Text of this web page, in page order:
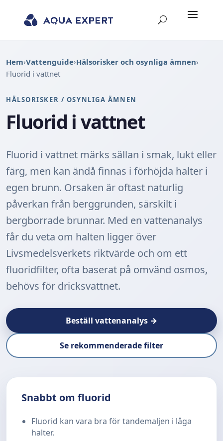
Hem›Vattenguide›Hälsorisker och osynliga ämnen›
Fluorid i vattnet
HÄLSORISKER / OSYNLIGA ÄMNEN
Fluorid i vattnet
Fluorid i vattnet märks sällan i smak, lukt eller
färg, men kan ändå finnas i förhöjda halter i
egen brunn. Orsaken är oftast naturlig
påverkan från berggrunden, särskilt i
bergborrade brunnar. Med en vattenanalys
får du veta om halten ligger över
Livsmedelsverkets riktvärde och om ett
fluoridfilter, ofta baserat på omvänd osmos,
behövs för dricksvattnet.
Beställ vattenanalys →
Se rekommenderade filter
Snabbt om fluorid
Fluorid kan vara bra för tandemaljen i låga
halter.